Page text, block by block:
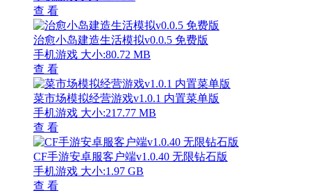
查 看
治愈小岛建造生活模拟v0.0.5 免费版
手机游戏 大小:80.72 MB
查 看
菜市场模拟经营游戏v1.0.1 内置菜单版
手机游戏 大小:217.77 MB
查 看
CF手游安卓服客户端v1.0.40 无限钻石版
手机游戏 大小:1.97 GB
查 看